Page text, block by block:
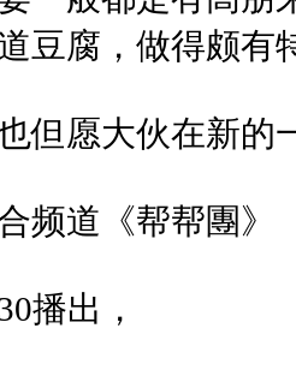
豆腐，做得颇有
但愿大伙在新的
频道《帮帮團》
播出，